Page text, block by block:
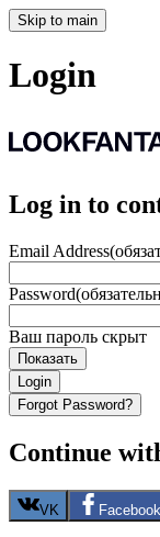
Skip to main
Login
Log in to
Email Address
Password
Ваш пароль скрыт
Показать
Login
Forgot Password?
Continue
VK Facebook